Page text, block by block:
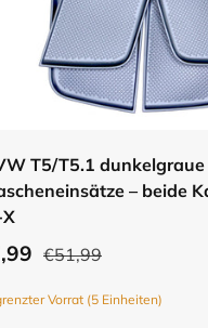
T5/T5.1 dunkelgraue
– beide
€51,99
Vorrat (5 Einheiten)
In den